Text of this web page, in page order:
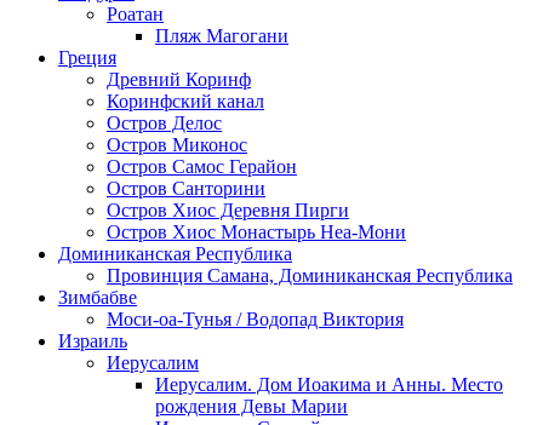
Роатан
Пляж Магогани
Греция
Древний Коринф
Коринфский канал
Остров Делос
Остров Миконос
Остров Самос Герайон
Остров Санторини
Остров Хиос Деревня Пирги
Остров Хиос Монастырь Неа-Мони
Доминиканская Республика
Провинция Самана, Доминиканская Республика
Зимбабве
Моси-оа-Тунья / Водопад Виктория
Израиль
Иерусалим
Иерусалим. Дом Иоакима и Анны. Место
рождения Девы Марии